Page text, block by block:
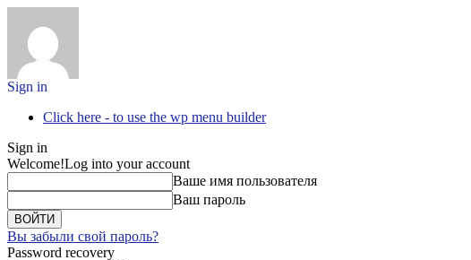
Sign in
Click here - to use the wp menu builder
Sign in
Welcome!Log into your account
Ваше имя пользователя
Ваш пароль
Вы забыли свой пароль?
Password recovery